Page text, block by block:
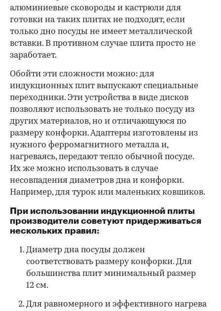
алюминиевые сковороды и кастрюли для
готовки на таких плитах не подходят, если
только дно посуды не имеет металлической
вставки. В противном случае плита просто не
заработает.
Обойти эти сложности можно: для
индукционных плит выпускают специальные
переходники. Эти устройства в виде дисков
позволяют использовать не только посуду из
других материалов, но и отличающуюся по
размеру конфорки. Адаптеры изготовлены из
нужного ферромагнитного металла и,
нагреваясь, передают тепло обычной посуде.
Их же можно использовать в случае
несовпадения диаметров дна и конфорки.
Например, для турок или маленьких ковшиков.
При использовании индукционной плиты
производители советуют придерживаться
нескольких правил:
Диаметр дна посуды должен
соответствовать размеру конфорки. Для
большинства плит минимальный размер
12 см.
Для равномерного и эффективного нагрева